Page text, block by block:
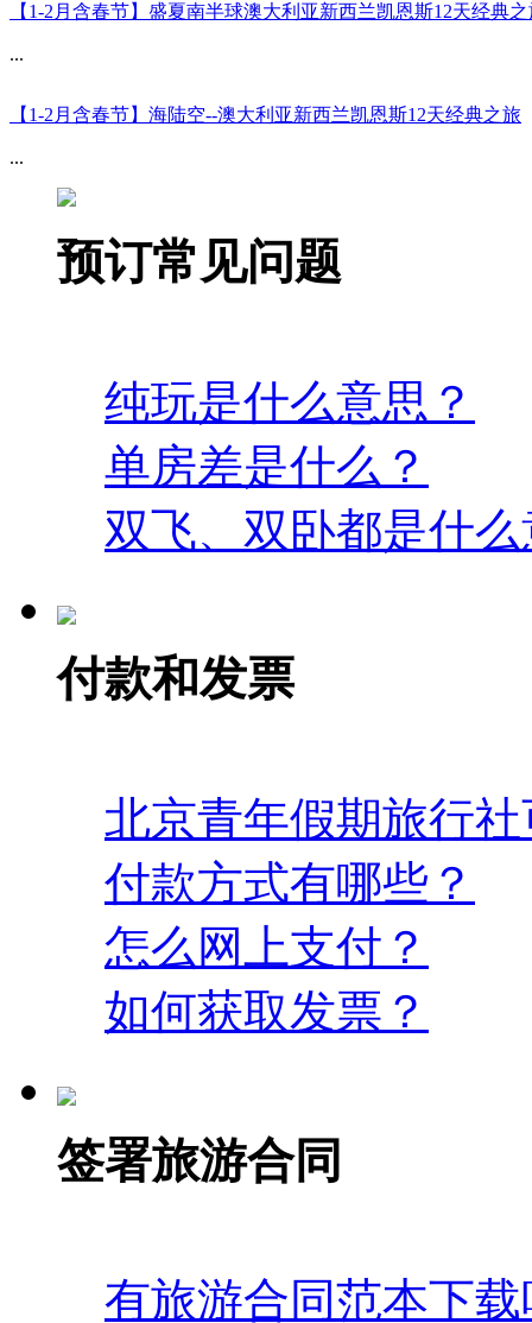
【1-2月含春节】盛夏南半球澳大利亚新西兰凯恩斯12天经典
...
【1-2月含春节】海陆空--澳大利亚新西兰凯恩斯12天经典之旅
...
预订常见问题
纯玩是什么意思？
单房差是什么？
双飞、双卧都是什
付款和发票
北京青年假期旅行
付款方式有哪些？
怎么网上支付？
如何获取发票？
签署旅游合同
有旅游合同范本下